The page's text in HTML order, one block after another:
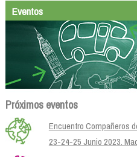
Eventos
Próximos eventos
Encuentro Compañeros
23-24-25 Junio 2023.